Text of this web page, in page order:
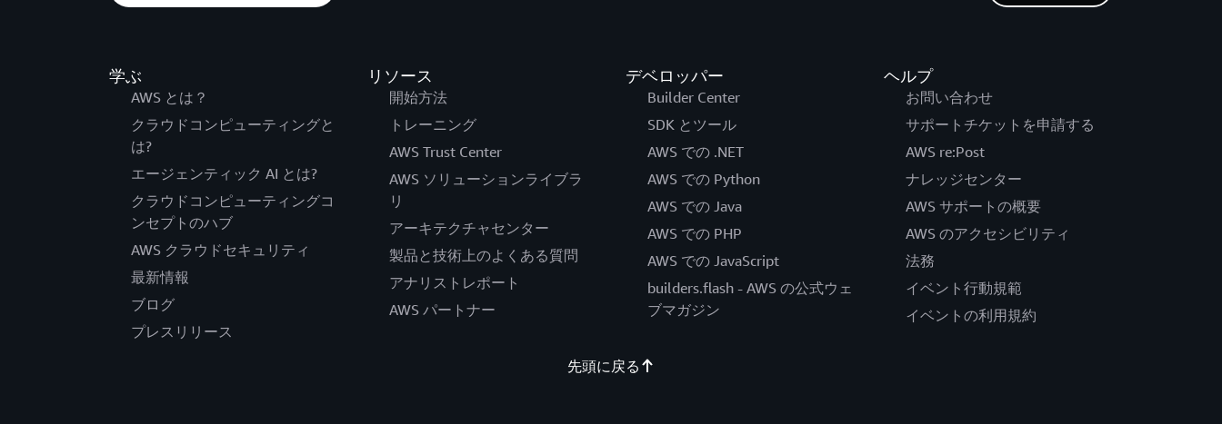
学ぶ
AWS とは？
クラウドコンピューティングと
は?
エージェンティック AI とは?
クラウドコンピューティングコ
ンセプトのハブ
AWS クラウドセキュリティ
最新情報
ブログ
プレスリリース
リソース
開始方法
トレーニング
AWS Trust Center
AWS ソリューションライブラ
リ
アーキテクチャセンター
製品と技術上のよくある質問
アナリストレポート
AWS パートナー
デベロッパー
Builder Center
SDK とツール
AWS での .NET
AWS での Python
AWS での Java
AWS での PHP
AWS での JavaScript
builders.flash - AWS の公式ウェ
ブマガジン
ヘルプ
お問い合わせ
サポートチケットを申請する
AWS re:Post
ナレッジセンター
AWS サポートの概要
AWS のアクセシビリティ
法務
イベント行動規範
イベントの利用規約
先頭に戻る